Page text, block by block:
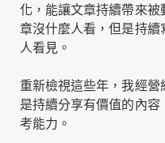
化，能讓文章持續帶來
章沒什麼人看，但是持
人看見。
重新檢視這些年，我經
是持續分享有價值的內
考能力。